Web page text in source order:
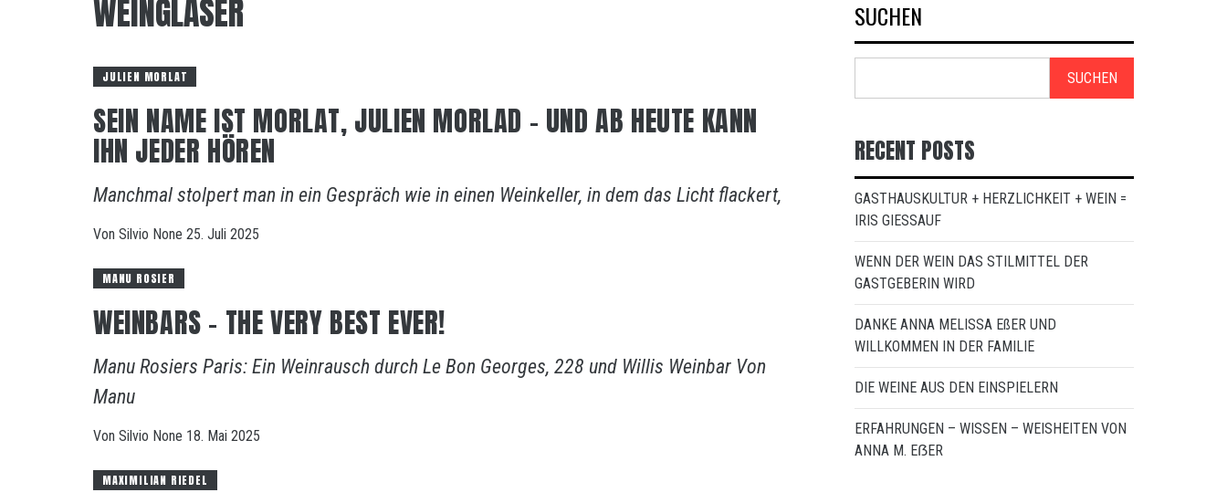
WEINGLÄSER
JULIEN MORLAT
SEIN NAME IST MORLAT, JULIEN MORLAD – UND AB HEUTE KANN
IHN JEDER HÖREN
Manchmal stolpert man in ein Gespräch wie in einen Weinkeller, in dem das Licht flackert,
Von Silvio None 25. Juli 2025
MANU ROSIER
WEINBARS – THE VERY BEST EVER!
Manu Rosiers Paris: Ein Weinrausch durch Le Bon Georges, 228 und Willis Weinbar Von
Manu
Von Silvio None 18. Mai 2025
MAXIMILIAN RIEDEL
SUCHEN
SUCHEN
RECENT POSTS
GASTHAUSKULTUR + HERZLICHKEIT + WEIN =
IRIS GIESSAUF
WENN DER WEIN DAS STILMITTEL DER
GASTGEBERIN WIRD
DANKE ANNA MELISSA EßER UND
WILLKOMMEN IN DER FAMILIE
DIE WEINE AUS DEN EINSPIELERN
ERFAHRUNGEN – WISSEN – WEISHEITEN VON
ANNA M. EẞER